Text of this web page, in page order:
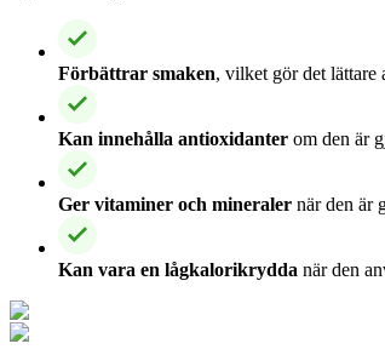
Förbättrar smaken, vilket gör det
Kan innehålla antioxidanter om den är
Ger vitaminer och mineraler när den är
Kan vara en lågkalorikrydda när den